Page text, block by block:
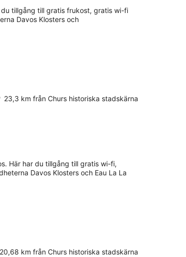
tillgång till gratis frukost, gratis wi-fi
Davos Klosters och
23,3 km från Churs historiska stadskärna
Här har du tillgång till gratis wi-fi,
Davos Klosters och Eau La La
20,68 km från Churs historiska stadskärna